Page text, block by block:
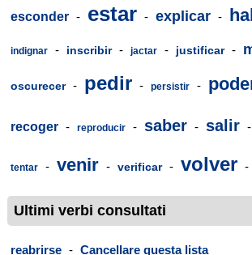
esconder - estar - explicar -
indignar - inscribir - jactar - justificar -
oscurecer - pedir - persistir -
recoger - reproducir - saber - salir -
tentar - venir - verificar - volver -
Ultimi verbi consultati
reabrirse - Cancellare questa lista